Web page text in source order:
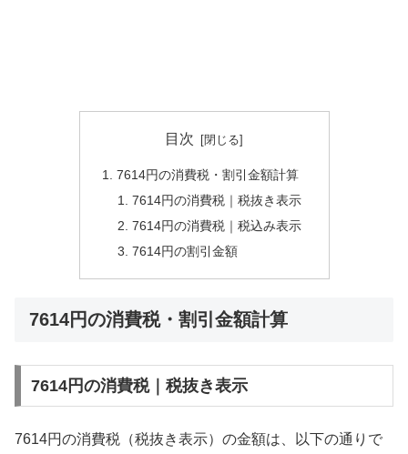
目次
7614円の消費税・割引金額計算
7614円の消費税｜税抜き表示
7614円の消費税｜税込み表示
7614円の割引金額
7614円の消費税・割引金額計算
7614円の消費税｜税抜き表示
7614円の消費税（税抜き表示）の金額は、以下の通りで